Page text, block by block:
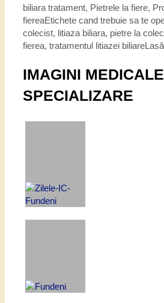
biliara tratament, Pietrele la fiere,
fiereaEtichete cand trebuie sa te
colecist, litiaza biliara, pietre la
fierea, tratamentul litiazei biliare
IMAGINI
SPECIALIZARE